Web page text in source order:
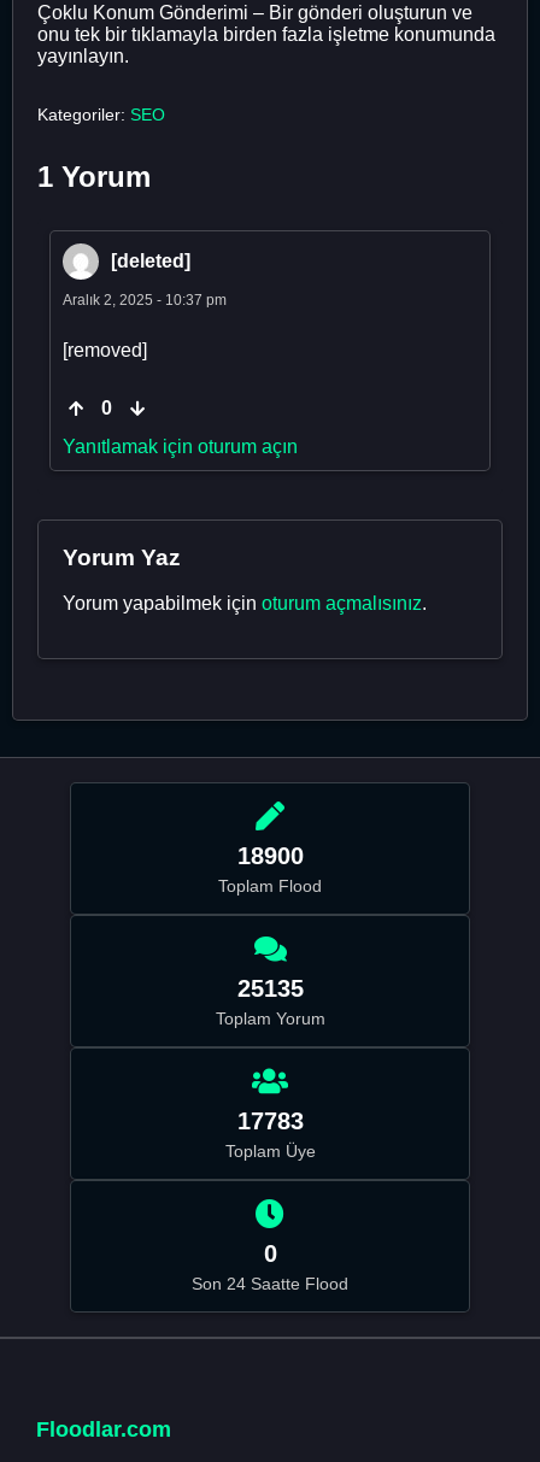
Çoklu Konum Gönderimi – Bir gönderi oluşturun ve
onu tek bir tıklamayla birden fazla işletme konumunda
yayınlayın.
Kategoriler: SEO
1 Yorum
[deleted]
Aralık 2, 2025 - 10:37 pm
[removed]
0
Yanıtlamak için oturum açın
Yorum Yaz
Yorum yapabilmek için oturum açmalısınız.
18900
Toplam Flood
25135
Toplam Yorum
17783
Toplam Üye
0
Son 24 Saatte Flood
Floodlar.com